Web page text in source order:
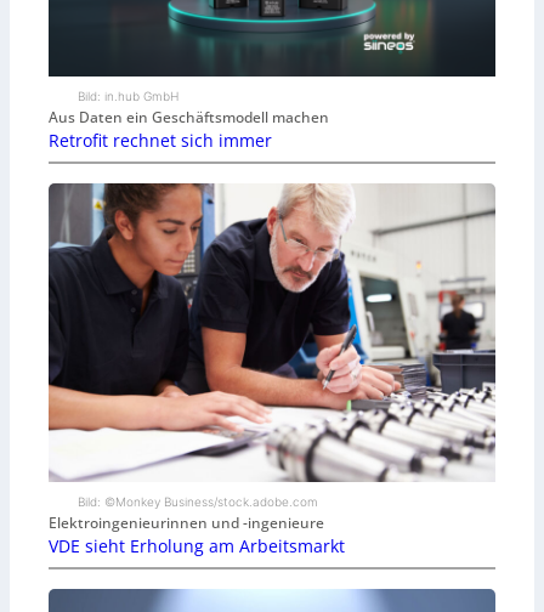
Bild: in.hub GmbH
Aus Daten ein Geschäftsmodell machen
Retrofit rechnet sich immer
Bild: ©Monkey Business/stock.adobe.com
Elektroingenieurinnen und -ingenieure
VDE sieht Erholung am Arbeitsmarkt